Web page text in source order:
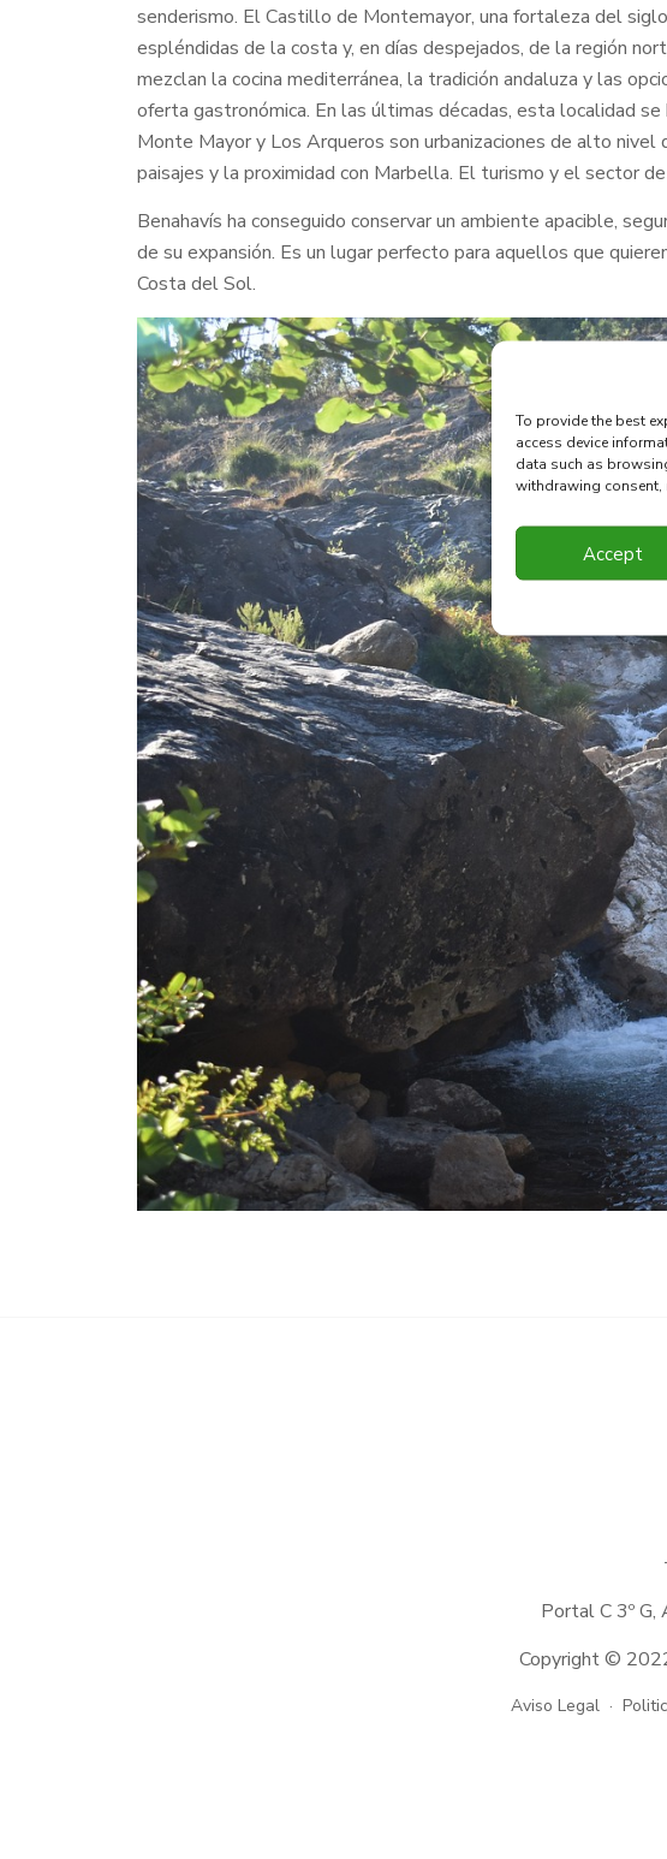
To provide the best
access device
data such as
withdrawing consent,
Accept
senderismo. El Castillo de Montemayor, una fortaleza del
espléndidas de la costa y, en días despejados, de la región
mezclan la cocina mediterránea, la tradición andaluza y las
oferta gastronómica. En las últimas décadas, esta localidad
Monte Mayor y Los Arqueros son urbanizaciones de alto
paisajes y la proximidad con Marbella. El turismo y el sector
Benahavís ha conseguido conservar un ambiente apacible,
de su expansión. Es un lugar perfecto para aquellos que
Costa del Sol.
Portal C 3º
Copyright ©
Aviso Legal